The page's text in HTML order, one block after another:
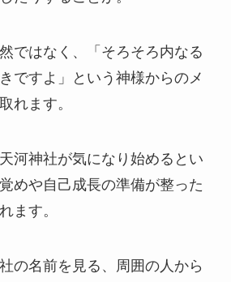
ではなく、「そろそろ内なる
ですよ」という神様からのメ
れます。
河神社が気になり始めるとい
めや自己成長の準備が整った
ます。
の名前を見る、周囲の人から